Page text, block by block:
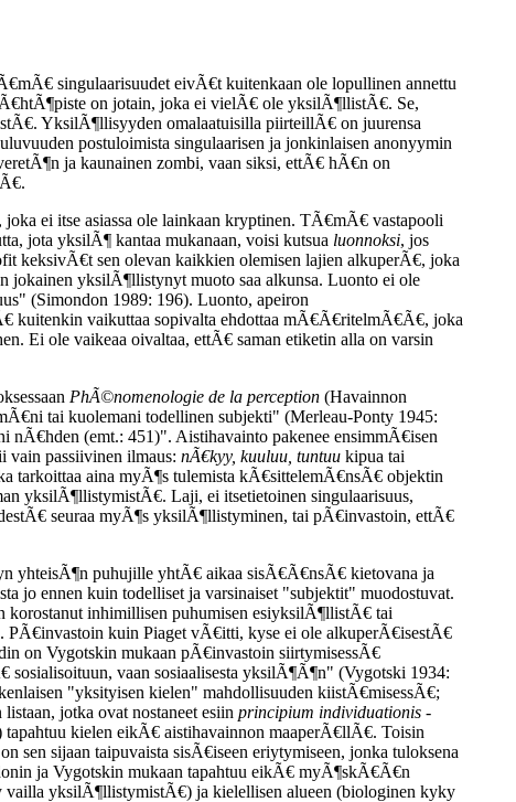
singulaarisuudet eivÃ€t kuitenkaan ole lopullinen annettu
on jotain, joka ei vielÃ€ ole yksilÃ¶llistÃ€. Se,
YksilÃ¶llisyyden omalaatuisilla piirteillÃ€ on juurensa
postuloimista singulaarisen ja jonkinlaisen anonyymin
ja kaunainen zombi, vaan siksi, ettÃ€ hÃ€n on
, joka ei itse asiassa ole lainkaan kryptinen. TÃ€mÃ€ vastapooli
jota yksilÃ¶ kantaa mukanaan, voisi kutsua luonnoksi, jos
keksivÃ€t sen olevan kaikkien olemisen lajien alkuperÃ€, joka
jokainen yksilÃ¶llistynyt muoto saa alkunsa. Luonto ei ole
(Simondon 1989: 196). Luonto, apeiron
kuitenkin vaikuttaa sopivalta ehdottaa mÃ€Ã€ritelmÃ€Ã€, joka
Ei ole vaikeaa oivaltaa, ettÃ€ saman etiketin alla on varsin
PhÃ©nomenologie de la perception (Havainnon
tai kuolemani todellinen subjekti" (Merleau-Ponty 1945:
(emt.: 451)". Aistihavainto pakenee ensimmÃ€isen
vain passiivinen ilmaus: nÃ€kyy, kuuluu, tuntuu kipua tai
tarkoittaa aina myÃ¶s tulemista kÃ€sittelemÃ€nsÃ€ objektin
yksilÃ¶llistymistÃ€. Laji, ei itsetietoinen singulaarisuus,
seuraa myÃ¶s yksilÃ¶llistyminen, tai pÃ€invastoin, ettÃ€
yhteisÃ¶n puhujille yhtÃ€ aikaa sisÃ€Ã€nsÃ€ kietovana ja
ennen kuin todelliset ja varsinaiset "subjektit" muodostuvat.
korostanut inhimillisen puhumisen esiyksilÃ¶llistÃ€ tai
PÃ€invastoin kuin Piaget vÃ€itti, kyse ei ole alkuperÃ€isestÃ€
on Vygotskin mukaan pÃ€invastoin siirtymisessÃ€
vaan sosiaalisesta yksilÃ¶Ã¶n" (Vygotski 1934:
"yksityisen kielen" mahdollisuuden kiistÃ€misessÃ€;
jotka ovat nostaneet esiin principium individuationis -
kielen eikÃ€ aistihavainnon maaperÃ€llÃ€. Toisin
sen sijaan taipuvaista sisÃ€iseen eriytymiseen, jonka tuloksena
ja Vygotskin mukaan tapahtuu eikÃ€ myÃ¶skÃ€Ã€n
yksilÃ¶llistymistÃ€) ja kielellisen alueen (biologinen kyky